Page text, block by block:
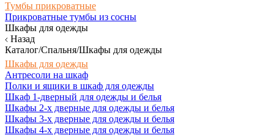
Тумбы прикроватные
Прикроватные тумбы из сосны
Шкафы для одежды
Назад
Каталог/Спальня/Шкафы для одежды
Шкафы для одежды
Антресоли на шкаф
Полки и ящики в шкаф для одежды
Шкаф 1-дверный для одежды и белья
Шкафы 2-х дверные для одежды и белья
Шкафы 3-х дверные для одежды и белья
Шкафы 4-х дверные для одежды и белья